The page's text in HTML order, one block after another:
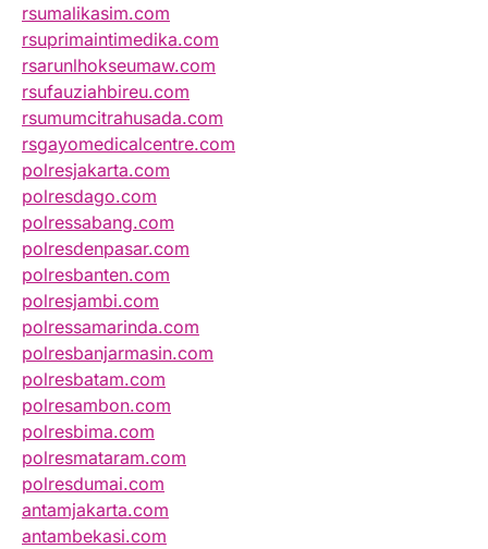
rsumalikasim.com
rsuprimaintimedika.com
rsarunlhokseumaw.com
rsufauziahbireu.com
rsumumcitrahusada.com
rsgayomedicalcentre.com
polresjakarta.com
polresdago.com
polressabang.com
polresdenpasar.com
polresbanten.com
polresjambi.com
polressamarinda.com
polresbanjarmasin.com
polresbatam.com
polresambon.com
polresbima.com
polresmataram.com
polresdumai.com
antamjakarta.com
antambekasi.com